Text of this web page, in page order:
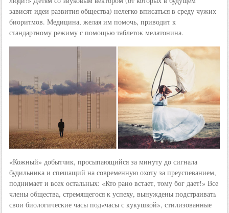
зависят идеи развития общества) нелегко вписаться в среду чужих
биоритмов. Медицина, желая им помочь, приводит к
стандартному режиму с помощью таблеток мелатонина.
«Кожный» добытчик, просыпающийся за минуту до сигнала
будильника и спешащий на современную охоту за преуспеванием,
поднимает и всех остальных: «Кто рано встает, тому бог дает!» Все
члены общества, стремящегося к успеху, вынуждены подстраивать
свои биологические часы под«часы с кукушкой», стилизованные